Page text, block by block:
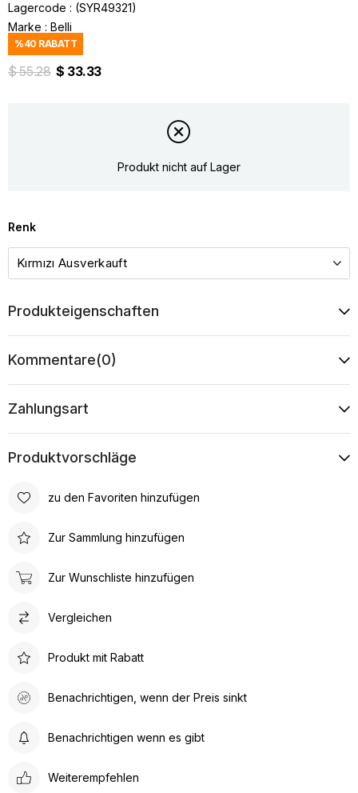
Lagercode
(SYR49321)
Marke : Belli
%40 RABATT
$ 55.28 $ 33.33
Produkt nicht auf Lager
Renk
Produkteigenschaften
Kommentare(0)
Zahlungsart
Produktvorschläge
zu den Favoriten hinzufügen
Zur Sammlung hinzufügen
Zur Wunschliste hinzufügen
Vergleichen
Produkt mit Rabatt
Benachrichtigen, wenn der Preis sinkt
Benachrichtigen wenn es gibt
Weiterempfehlen